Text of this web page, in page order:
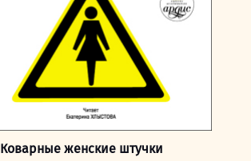
Коварные женские штучки